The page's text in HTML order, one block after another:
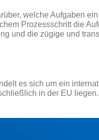
welche Aufgaben
Prozessschritt die
und die zügige und
es sich um ein
in der EU liegen.